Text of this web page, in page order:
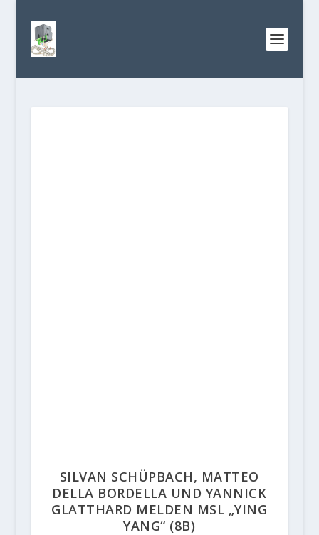
SILVAN SCHÜPBACH, MATTEO
DELLA BORDELLA UND YANNICK
GLATTHARD MELDEN MSL „YING
YANG“ (8B)